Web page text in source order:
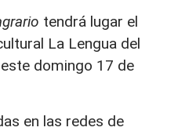
tendrá lugar el
La Lengua del
domingo 17 de
en las redes de